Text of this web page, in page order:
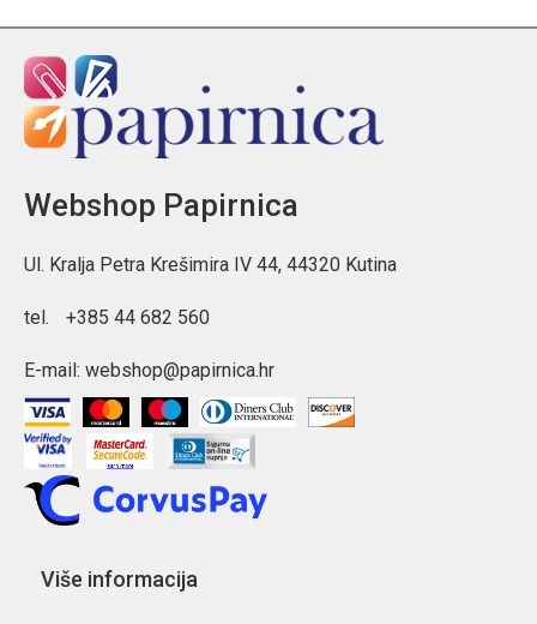
Webshop Papirnica
Ul. Kralja Petra Krešimira IV 44, 44320 Kutina
tel. +385 44 682 560
E-mail: webshop@papirnica.hr
Više informacija